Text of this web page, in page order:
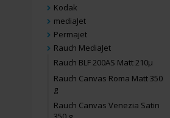
Kodak
mediaJet
Permajet
Rauch MediaJet
Rauch BLF 200AS Matt 210µ
Rauch Canvas Roma Matt 350
g
Rauch Canvas Venezia Satin